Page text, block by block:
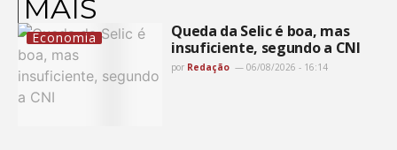
MAIS
Economia
Queda da Selic é boa, mas
insuficiente, segundo a CNI
por Redação 06/08/2026 - 16:14